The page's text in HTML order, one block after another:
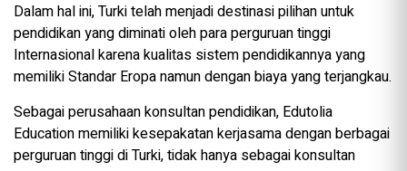
Dalam hal ini, Turki telah menjadi destinasi pilihan untuk
pendidikan yang diminati oleh para perguruan tinggi
Internasional karena kualitas sistem pendidikannya yang
memiliki Standar Eropa namun dengan biaya yang terjangkau.
Sebagai perusahaan konsultan pendidikan, Edutolia
Education memiliki kesepakatan kerjasama dengan berbagai
perguruan tinggi di Turki, tidak hanya sebagai konsultan